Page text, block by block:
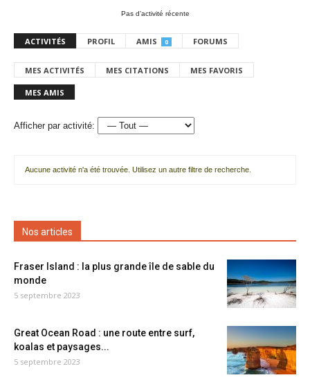
Pas d’activité récente
ACTIVITÉS PROFIL AMIS 0 FORUMS
MES ACTIVITÉS MES CITATIONS MES FAVORIS
MES AMIS
Afficher par activité:
Aucune activité n'a été trouvée. Utilisez un autre filtre de recherche.
Nos articles
Fraser Island : la plus grande île de sable du
monde
5 septembre 2023
Great Ocean Road : une route entre surf,
koalas et paysages...
5 septembre 2023